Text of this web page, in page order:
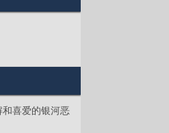
和喜爱的银河恶